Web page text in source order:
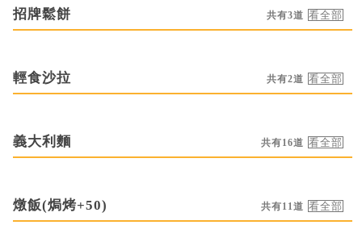
招牌鬆餅 共有3道
輕食沙拉 共有2道
義大利麵 共有16道
燉飯(焗烤+50) 共有11道